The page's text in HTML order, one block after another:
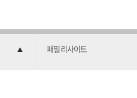
패밀리사이트